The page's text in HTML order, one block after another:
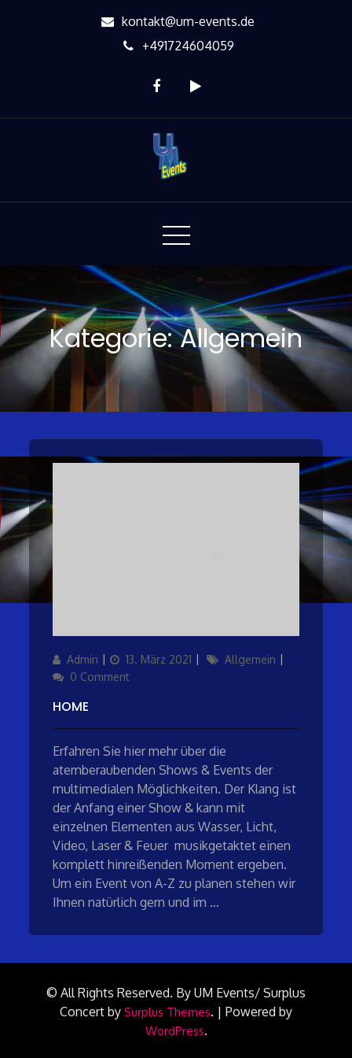
kontakt@um-events.de
+491724604059
UM Events
Shows & Events
Kategorie:Allgemein
Author
Admin
Updated
on
13. März 2021 Categories
Allgemein
0 Comment
HOME
Erfahren Sie hier mehr über die
atemberaubenden Shows & Events der
multimedialen Möglichkeiten. Der Klang ist
der Anfang einer Show & kann mit
einzelnen Elementen aus Wasser, Licht,
Video, Laser & Feuer musikgetaktet einen
komplett hinreißenden Moment ergeben.
Um ein Event von A-Z zu planen stehen wir
Ihnen natürlich gern und im …
© All Rights Reserved. By UM Events/ Surplus
Concert by Surplus Themes. | Powered by
WordPress.